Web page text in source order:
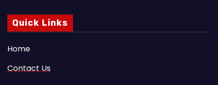
Quick Links
Home
Contact Us